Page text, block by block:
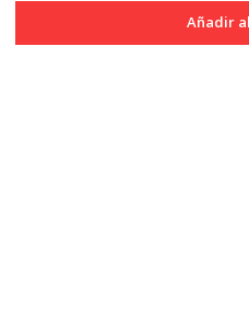
Añadir